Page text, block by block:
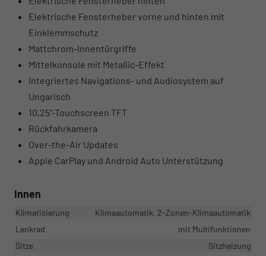
Elektrische Fensterheber vorne und hinten mit
Einklemmschutz
Mattchrom-Innentürgriffe
Mittelkonsole mit Metallic-Effekt
Integriertes Navigations- und Audiosystem auf
Ungarisch
10,25“-Touchscreen TFT
Rückfahrkamera
Over-the-Air Updates
Apple CarPlay und Android Auto Unterstützung
Innen
Klimatisierung
Klimaautomatik, 2-Zonen-Klimaautomatik
Lenkrad
mit Multifunktionen
Sitze
Sitzheizung